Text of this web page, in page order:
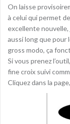
On laisse
à celui qui permet
excellente nouvelle,
aussi long que pour
gross modo, ça
Si vous prenez
fine croix suivi
Cliquez dans la